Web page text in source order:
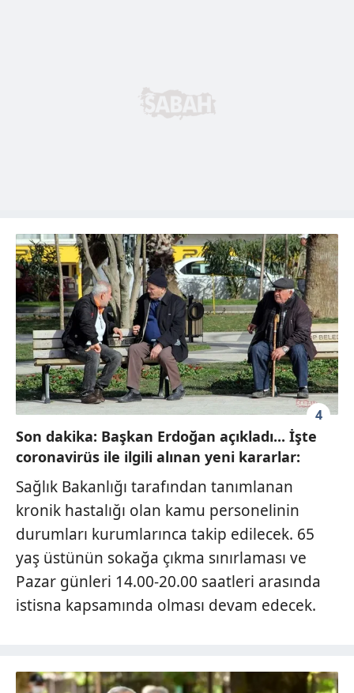
4
Son dakika: Başkan Erdoğan açıkladı... İşte
coronavirüs ile ilgili alınan yeni kararlar:
Sağlık Bakanlığı tarafından tanımlanan
kronik hastalığı olan kamu personelinin
durumları kurumlarınca takip edilecek. 65
yaş üstünün sokağa çıkma sınırlaması ve
Pazar günleri 14.00-20.00 saatleri arasında
istisna kapsamında olması devam edecek.